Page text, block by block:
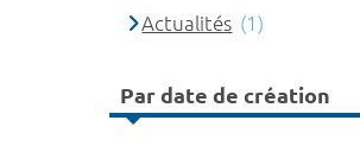
Actualités (1)
Par date de création